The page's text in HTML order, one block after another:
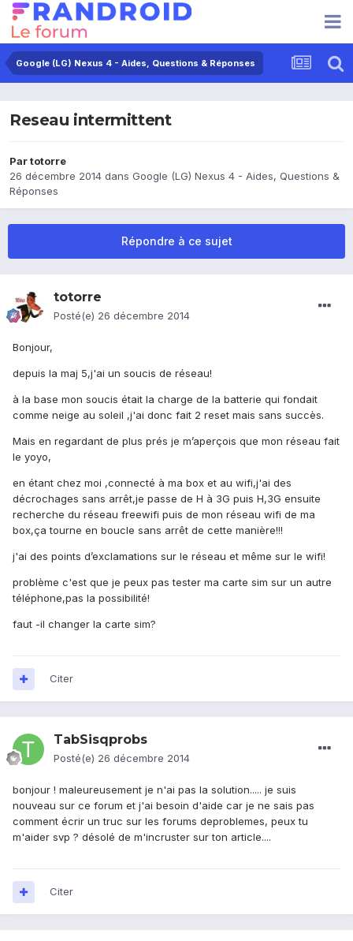
Google (LG) Nexus 4 - Aides, Questions & Réponses
Reseau intermittent
Partotorre
26 décembre 2014 dans Google (LG) Nexus 4 - Aides, Questions &
Réponses
Répondre à ce sujet
totorre
Posté(e) 26 décembre 2014
Bonjour,
depuis la maj 5,j'ai un soucis de réseau!
à la base mon soucis était la charge de la batterie qui fondait
comme neige au soleil ,j'ai donc fait 2 reset mais sans succès.
Mais en regardant de plus prés je m’aperçois que mon réseau fait
le yoyo,
en étant chez moi ,connecté à ma box et au wifi,j'ai des
décrochages sans arrêt,je passe de H à 3G puis H,3G ensuite
recherche du réseau freewifi puis de mon réseau wifi de ma
box,ça tourne en boucle sans arrêt de cette manière!!!
j'ai des points d’exclamations sur le réseau et même sur le wifi!
problème c'est que je peux pas tester ma carte sim sur un autre
téléphone,pas la possibilité!
faut -il changer la carte sim?
Citer
TabSisqprobs
Posté(e) 26 décembre 2014
bonjour ! maleureusement je n'ai pas la solution..... je suis
nouveau sur ce forum et j'ai besoin d'aide car je ne sais pas
comment écrir un truc sur les forums deproblemes, peux tu
m'aider svp ? désolé de m'incruster sur ton article....
Citer